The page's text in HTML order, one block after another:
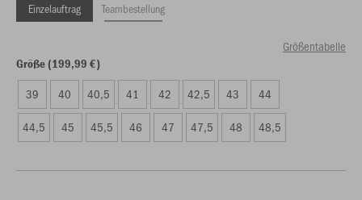
Einzelauftrag Teambestellung
Größentabelle
Größe (199,99 €)
39 40 40,5 41 42 42,5 43 44
44,5 45 45,5 46 47 47,5 48 48,5